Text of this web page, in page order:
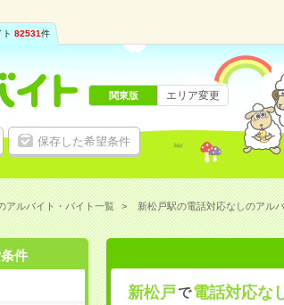
ト 82531件
保存した希望条件
関東版 エリア変更
アルバイト・バイト一覧 新松戸駅の電話対応なしのアル
件
新松戸で 電話対応な